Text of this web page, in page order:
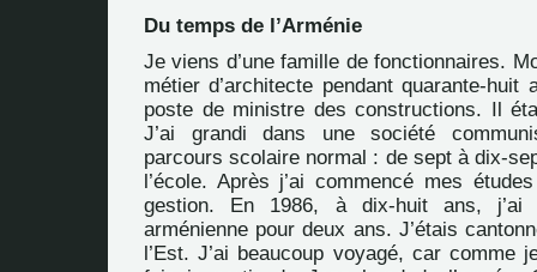
Du temps de l’Arménie
Je viens d’une famille de fonctionnaires.
métier d’architecte pendant quarante-
poste de ministre des constructions. Il
J’ai grandi dans une société
parcours scolaire normal : de sept à dix-
l’école. Après j’ai commencé mes
gestion. En 1986, à dix-huit ans, j’ai
arménienne pour deux ans. J’étais
l’Est. J’ai beaucoup voyagé, car comme